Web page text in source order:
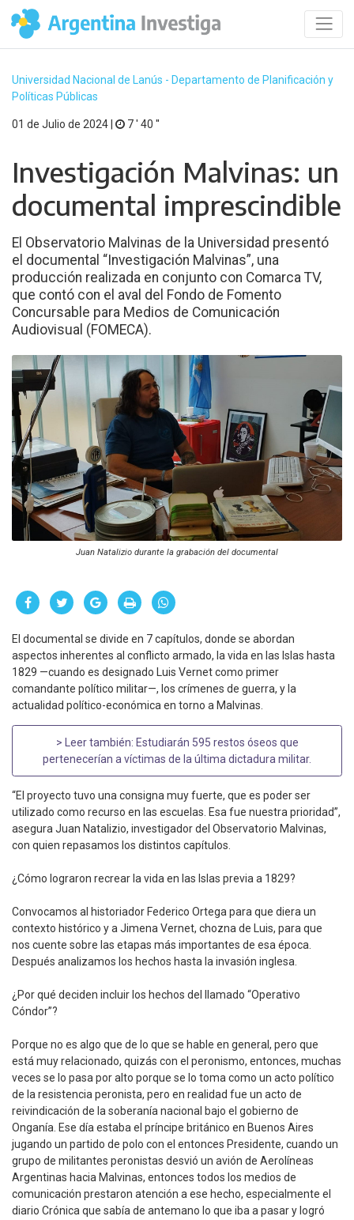
Universidad Nacional de Lanús - Departamento de Planificación y
Políticas Públicas
01 de Julio de 2024 | 7 ′ 40 ′′
Investigación Malvinas: un
documental imprescindible
El Observatorio Malvinas de la Universidad presentó
el documental “Investigación Malvinas”, una
producción realizada en conjunto con Comarca TV,
que contó con el aval del Fondo de Fomento
Concursable para Medios de Comunicación
Audiovisual (FOMECA).
Juan Natalizio durante la grabación del documental
El documental se divide en 7 capítulos, donde se abordan
aspectos inherentes al conflicto armado, la vida en las Islas hasta
1829 —cuando es designado Luis Vernet como primer
comandante político militar—, los crímenes de guerra, y la
actualidad político-económica en torno a Malvinas.
> Leer también: Estudiarán 595 restos óseos que
pertenecerían a víctimas de la última dictadura militar.
“El proyecto tuvo una consigna muy fuerte, que es poder ser
utilizado como recurso en las escuelas. Esa fue nuestra prioridad”,
asegura Juan Natalizio, investigador del Observatorio Malvinas,
con quien repasamos los distintos capítulos.
¿Cómo lograron recrear la vida en las Islas previa a 1829?
Convocamos al historiador Federico Ortega para que diera un
contexto histórico y a Jimena Vernet, chozna de Luis, para que
nos cuente sobre las etapas más importantes de esa época.
Después analizamos los hechos hasta la invasión inglesa.
¿Por qué deciden incluir los hechos del llamado “Operativo
Cóndor”?
Porque no es algo que de lo que se hable en general, pero que
está muy relacionado, quizás con el peronismo, entonces, muchas
veces se lo pasa por alto porque se lo toma como un acto político
de la resistencia peronista, pero en realidad fue un acto de
reivindicación de la soberanía nacional bajo el gobierno de
Onganía. Ese día estaba el príncipe británico en Buenos Aires
jugando un partido de polo con el entonces Presidente, cuando un
grupo de militantes peronistas desvió un avión de Aerolíneas
Argentinas hacia Malvinas, entonces todos los medios de
comunicación prestaron atención a ese hecho, especialmente el
diario Crónica que sabía de antemano lo que iba a pasar y logró